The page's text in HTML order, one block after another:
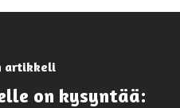
artikkeli
on kysyntää: